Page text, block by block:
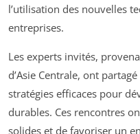
l’utilisation des nouvelles
entreprises.
Les experts invités,
d’Asie Centrale, ont
stratégies efficaces pour
durables. Ces rencontres
solides et de favoriser un